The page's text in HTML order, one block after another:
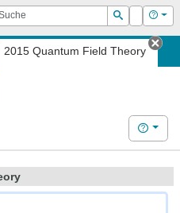
Suchen
Login Hilfe
2015 Quantum Field Theory
Hilfe